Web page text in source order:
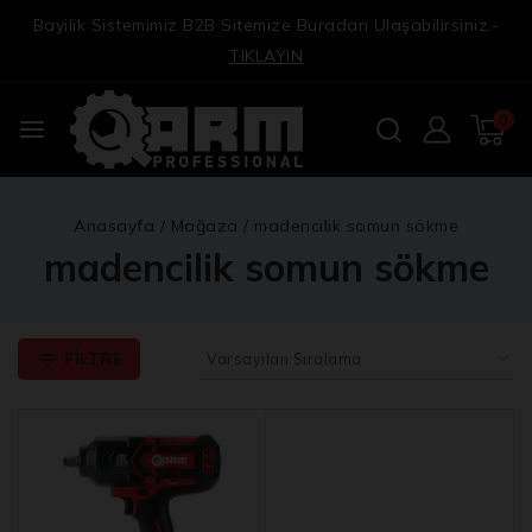
Bayilik Sistemimiz B2B Sitemize Buradan Ulaşabilirsiniz.-
TIKLAYIN
0
Anasayfa / Mağaza / madencilik somun sökme
madencilik somun sökme
FILTRE